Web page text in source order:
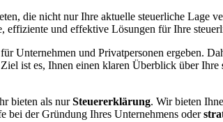
die nicht nur Ihre aktuelle steuerliche Lage
und effektive Lösungen für Ihre
Unternehmen und Privatpersonen ergeben.
ist es, Ihnen einen klaren Überblick über Ihre
bieten als nurSteuererklärung. Wir bieten
bei der Gründung Ihres Unternehmens oder